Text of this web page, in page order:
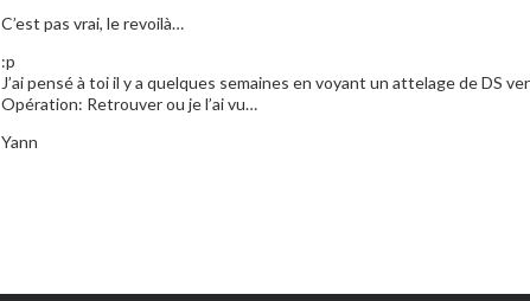
C’est pas vrai, le revoilà…
:p
J’ai pensé à toi il y a quelques semaines en voyant un attelage de DS
Opération: Retrouver ou je l’ai vu…
Yann